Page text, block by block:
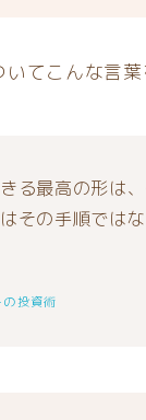
てこんな言葉
る最高の形は
その手順では
の投資術